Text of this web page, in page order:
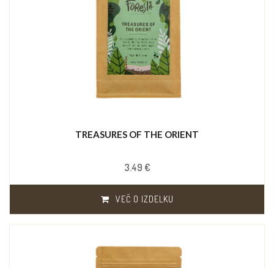
TREASURES OF THE ORIENT
3.49 €
VEČ O IZDELKU